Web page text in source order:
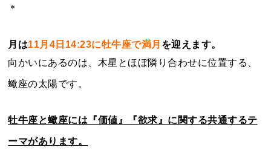
＊
月は11月4日14:23に牡牛座で満月 を迎えます。
向かいにあるのは、木星とほぼ隣り合わせに位置する、
蠍座の太陽です。
牡牛座と蠍座には『価値』『欲求』に関する共通するテ
ーマがあります。